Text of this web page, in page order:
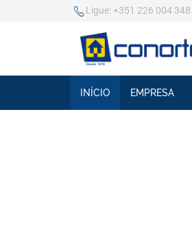
Ligue: +351 226 004 348
INÍCIO EMPRESA